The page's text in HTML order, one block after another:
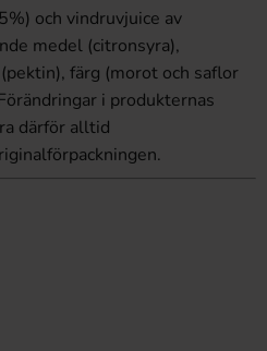
och vindruvjuice av
medel (citronsyra),
färg (morot och saflor
i produkternas
därför alltid